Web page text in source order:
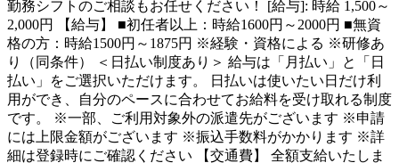
勤務シフトのご相談もお任せください！ [給与]: 時給 1,500～
2,000円 【給与】 ■初任者以上：時給1600円～2000円 ■無資
格の方：時給1500円～1875円 ※経験・資格による ※研修あ
り（同条件） ＜日払い制度あり＞ 給与は「月払い」と「日
払い」をご選択いただけます。 日払いは使いたい日だけ利
用ができ、自分のペースに合わせてお給料を受け取れる制度
です。 ※一部、ご利用対象外の派遣先がございます ※申請
には上限金額がございます ※振込手数料がかかります ※詳
細は登録時にご確認ください 【交通費】 全額支給いたしま